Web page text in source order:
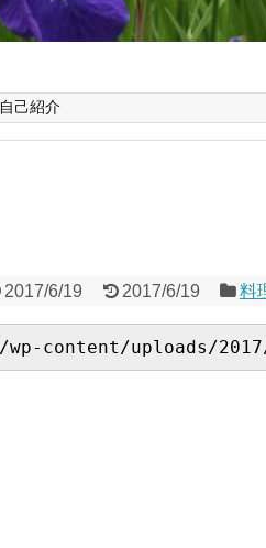
自己紹介
2017/6/19 2017/6/19 料